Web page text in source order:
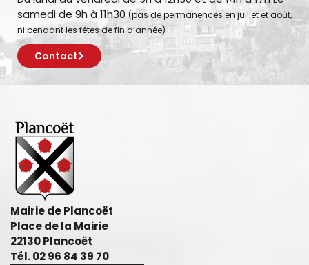
samedi de 9h à 11h30 (pas de permanences en juillet et août,
ni pendant les fêtes de fin d’année)
Contact
Mairie de Plancoët
Place de la Mairie
22130 Plancoët
Tél. 02 96 84 39 70